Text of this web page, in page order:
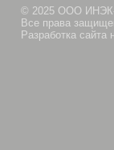
© 2025 ООО
Все права
Разработка